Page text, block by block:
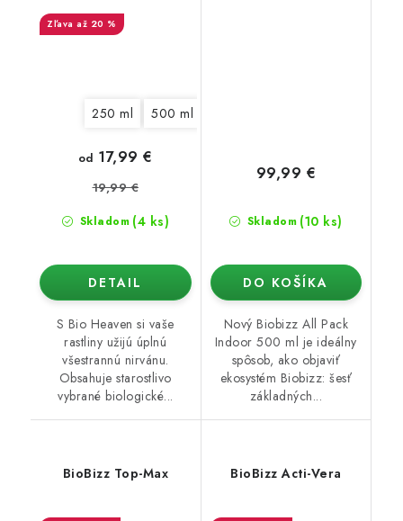
až 20 %
250 ml 500 ml
Skladom (4 ks)
od 17,99 €
19,99 €
DETAIL
S Bio Heaven si vaše
rastliny užijú úplnú
všestrannú nirvánu.
Obsahuje starostlivo
vybrané biologické...
Skladom (10 ks)
99,99 €
DO KOŠÍKA
Nový Biobizz All Pack
Indoor 500 ml je ideálny
spôsob, ako objaviť
ekosystém Biobizz: šesť
základných...
BioBizz Top-Max BioBizz Acti-Vera